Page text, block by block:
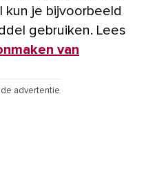
kun je bijvoorbeeld
gebruiken. Lees
van
advertentie